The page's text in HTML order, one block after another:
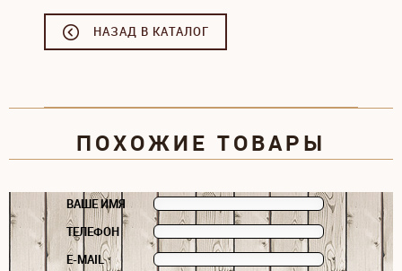
НАЗАД В КАТАЛОГ
ПОХОЖИЕ ТОВАРЫ
ВАШЕ ИМЯ
ТЕЛЕФОН
E-MAIL